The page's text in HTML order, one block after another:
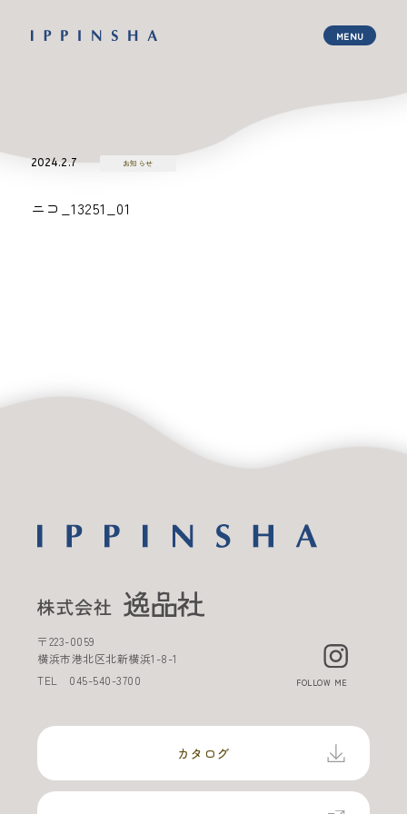
2024.2.7 お知らせ
ニコ_13251_01
〒223-0059
横浜市港北区北新横浜1-8-1
TEL 045-540-3700 FOLLOW ME
カタログ